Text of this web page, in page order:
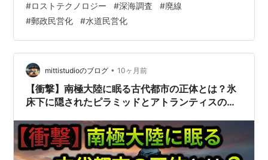
は10メートル潜るごとに1気圧ずつ水圧が増していくた
め、深海6500メートルでは、1平方センチメートルあた
り、約650キロもの力がかかることになります。 自衛隊
や米軍が運用する軍用の潜水艦でも、この水圧にはとて
も耐えられません。 そのため、しんかい6500には…
#ロストテクノロジー #深海調査 #廃線
#郵政民営化 #水道民営化
mittistudioのブログ • 10ヶ月前
【衝撃】南極大陸に眠る古代都市の正体とは？氷
床下に隠されたピラミッドとアトランティスの謎